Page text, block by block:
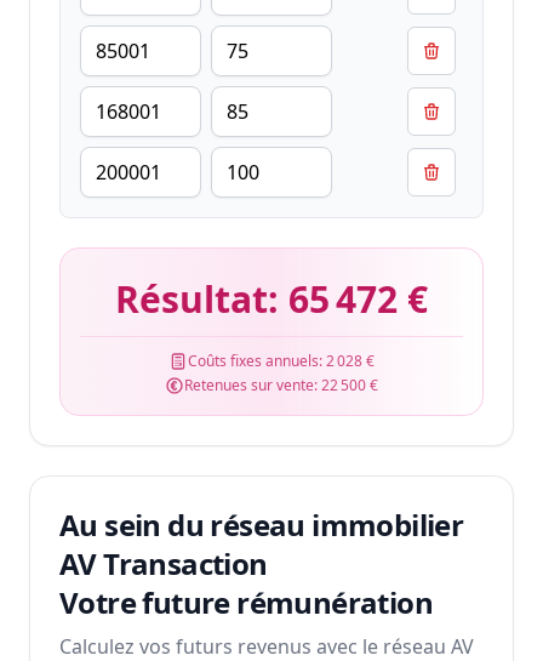
Résultat: 65 472 €
Coûts fixes annuels:2 028 €
Retenues sur vente:22 500 €
Au sein du réseau immobilier
AV Transaction
Votre future rémunération
Calculez vos futurs revenus avec le réseau AV